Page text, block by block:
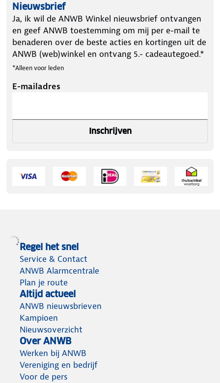
Nieuwsbrief
Ja, ik wil de ANWB Winkel nieuwsbrief ontvangen
en geef ANWB toestemming om mij per e-mail te
benaderen over de beste acties en kortingen uit de
ANWB (web)winkel en ontvang 5.- cadeautegoed.*
*Alleen voor leden
E-mailadres
Inschrijven
Regel het snel
Service & Contact
ANWB Alarmcentrale
Plan je route
Altijd actueel
ANWB nieuwsbrieven
Kampioen
Nieuwsoverzicht
Over ANWB
Werken bij ANWB
Vereniging en bedrijf
Voor de pers